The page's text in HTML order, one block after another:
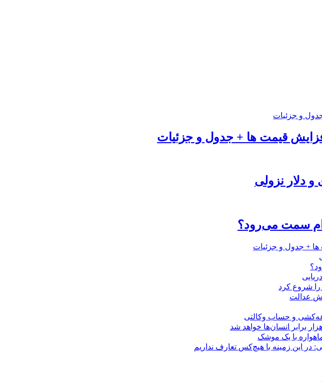
دلار نزولی
سمت می‌رود؟
شروع کرد
عدالت
در این زمینه با هیچ‌کس تعارف نداریم